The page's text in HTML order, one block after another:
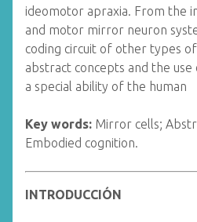
ideomotor apraxia. From the
and motor mirror neuron
coding circuit of other types
abstract concepts and the
a special ability of the human
Key words: Mirror cells;
Embodied cognition.
INTRODUCCIÓN